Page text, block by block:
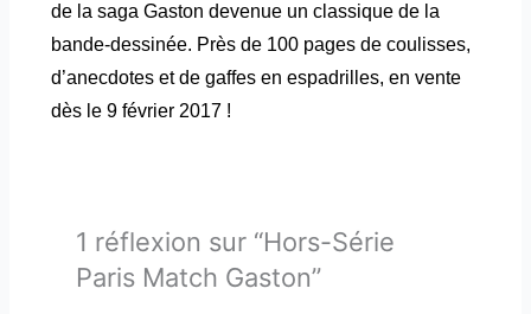
de la saga Gaston devenue un classique de la
bande-dessinée. Près de 100 pages de coulisses,
d’anecdotes et de gaffes en espadrilles, en vente
dès le 9 février 2017 !
1 réflexion sur “Hors-Série
Paris Match Gaston”